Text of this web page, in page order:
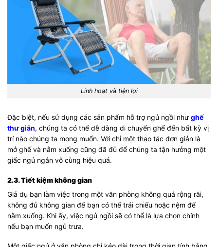
Linh hoạt và tiện lợi
Đặc biệt, nếu sử dụng các sản phẩm hỗ trợ ngủ ngồi như ghế
thư giãn, chúng ta có thể dễ dàng di chuyển ghế đến bất kỳ vị
trí nào chúng ta mong muốn. Với chỉ một thao tác đơn giản là
mở ghế và nằm xuống cũng đã đủ để chúng ta tận hưởng một
giấc ngủ ngắn vô cùng hiệu quả.
2.3. Tiết kiệm không gian
Giả dụ bạn làm việc trong một văn phòng không quá rộng rãi,
không đủ không gian để bạn có thể trải chiếu hoặc nệm để
nằm xuống. Khi ấy, việc ngủ ngồi sẽ có thể là lựa chọn chính
nếu bạn muốn ngủ trưa.